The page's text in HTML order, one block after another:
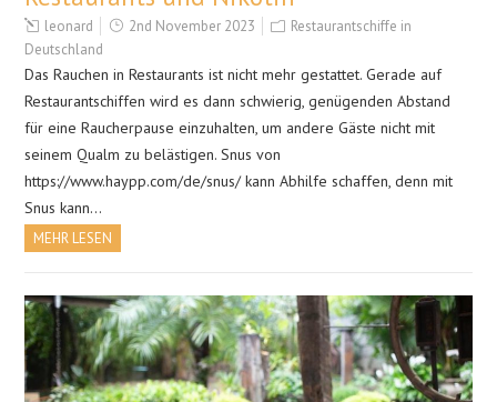
leonard 2nd November 2023
Restaurantschiffe in
Deutschland
Das Rauchen in Restaurants ist nicht mehr gestattet. Gerade auf
Restaurantschiffen wird es dann schwierig, genügenden Abstand
für eine Raucherpause einzuhalten, um andere Gäste nicht mit
seinem Qualm zu belästigen. Snus von
https://www.haypp.com/de/snus/ kann Abhilfe schaffen, denn mit
Snus kann…
MEHR LESEN